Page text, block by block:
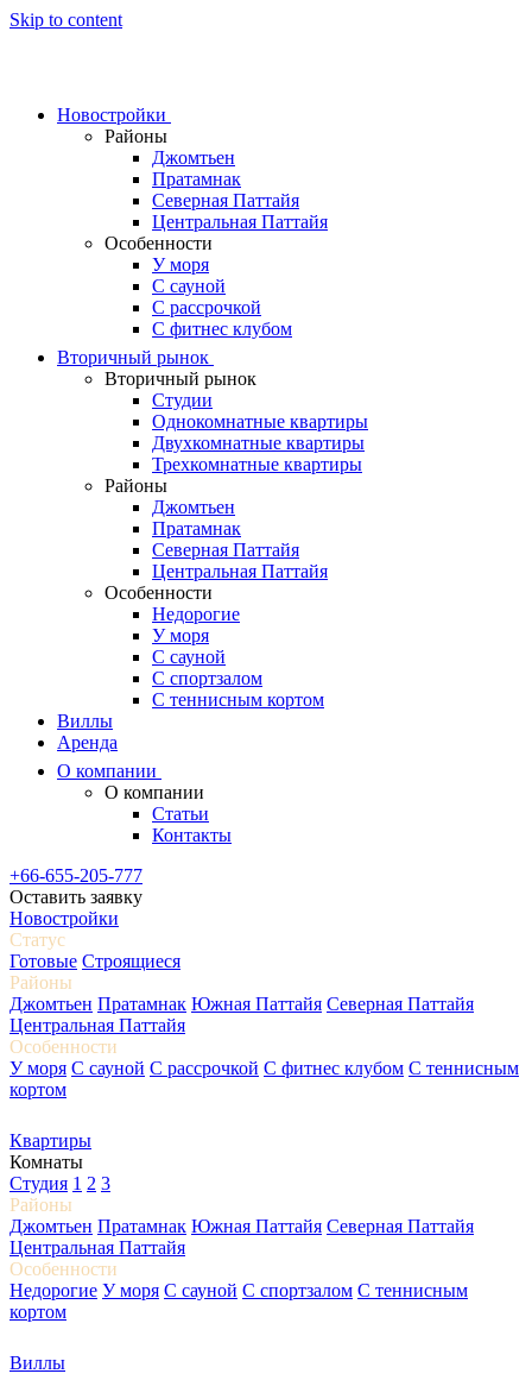
Skip to content
Новостройки
Районы
Джомтьен
Пратамнак
Северная Паттайя
Центральная Паттайя
Особенности
У моря
С сауной
С рассрочкой
С фитнес клубом
Вторичный рынок
Вторичный рынок
Студии
Однокомнатные квартиры
Двухкомнатные квартиры
Трехкомнатные квартиры
Районы
Джомтьен
Пратамнак
Северная Паттайя
Центральная Паттайя
Особенности
Недорогие
У моря
С сауной
С спортзалом
С теннисным кортом
Виллы
Аренда
О компании
О компании
Статьи
Контакты
+66-655-205-777
Оставить заявку
Новостройки
Статус
Готовые Строящиеся
Районы
Джомтьен Пратамнак Южная Паттайя Северная Паттайя
Центральная Паттайя
Особенности
У моря С сауной С рассрочкой С фитнес клубом С теннисным
кортом
Квартиры
Комнаты
Студия 1 2 3
Районы
Джомтьен Пратамнак Южная Паттайя Северная Паттайя
Центральная Паттайя
Особенности
Недорогие У моря С сауной С спортзалом С теннисным
кортом
Виллы